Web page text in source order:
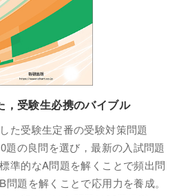
，受験生必携のバイブル
た受験生定番の受験対策問題
題の良問を選び，最新の入試問題
準的なA問題を解くことで頻出問
題を解くことで応用力を養成。